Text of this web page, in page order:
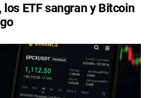
ETF sangran y Bitcoin